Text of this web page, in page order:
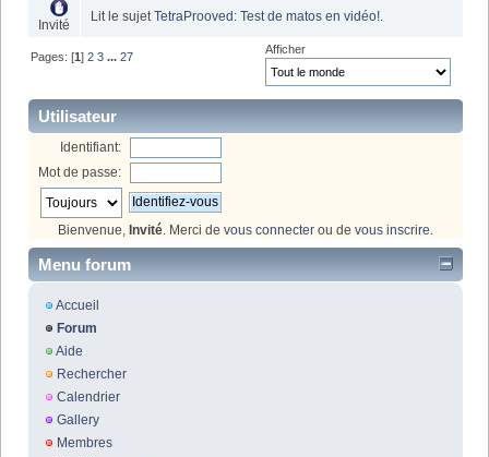
Invité
Lit le sujetTetraProoved: Test de matos en vidéo!.
Pages: [1]2 3 ...27
Afficher
Utilisateur
Identifiant:
Mot de passe:
Bienvenue, Invité . Merci de vous connecter ou de vous inscrire
Menu forum
Accueil
Forum
Aide
Rechercher
Calendrier
Gallery
Membres